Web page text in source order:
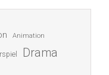
Animation
Drama